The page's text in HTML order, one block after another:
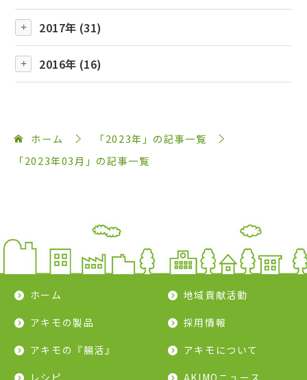
2017年 (31)
2016年 (16)
ホーム
「2023年」の記事一覧
「2023年03月」の記事一覧
ホーム
アキモの製品
アキモの『腸活』
レシピ
地域貢献活動
採用情報
アキモについて
AKIMOニュース